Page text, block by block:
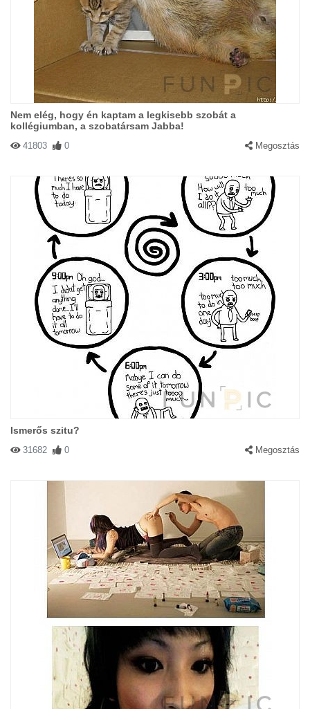
Nem elég, hogy én kaptam a legkisebb szobát a
kollégiumban, a szobatársam Jabba!
41803 0 Megosztás
Ismerős szitu?
31682 0 Megosztás